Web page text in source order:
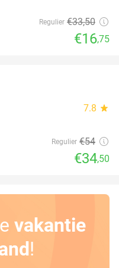
Regulier €33,50
€16,75
7.8 star
Regulier €54
€34,50
vakantie
!